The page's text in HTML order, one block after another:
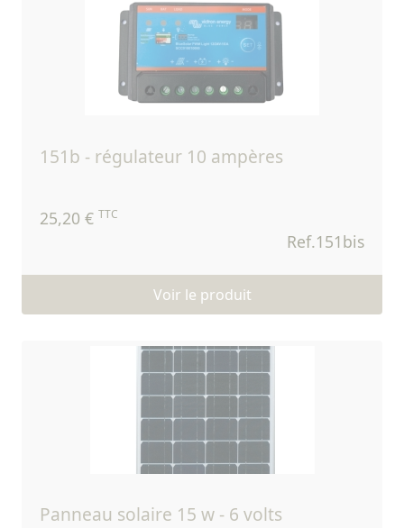
151b - régulateur 10 ampères
25,20 € TTC
Ref.151bis
Voir le produit
panneau solaire 15 w - 6 volts